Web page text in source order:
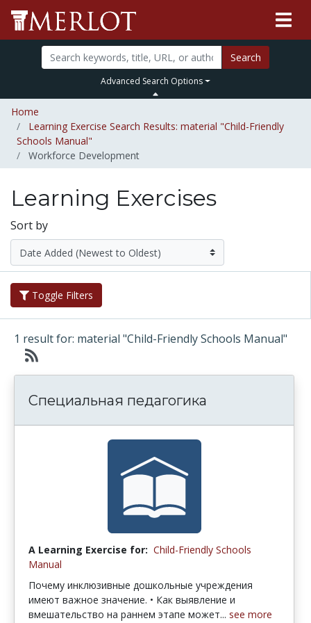
Search
Advanced Search Options
Home
Learning Exercise Search Results: material "Child-Friendly
Schools Manual"
Workforce Development
Learning Exercises
Sort by
Toggle Filters
1 result for: material "Child-Friendly Schools Manual"
Специальная педагогика
A Learning Exercise for: Child-Friendly Schools
Manual
Почему инклюзивные дошкольные учреждения
имеют важное значение. • Как выявление и
вмешательство на раннем этапе может... see more